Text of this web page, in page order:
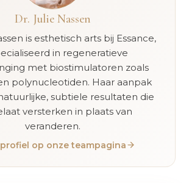
Dr. Julie Nassen
is esthetisch arts bij Essance,
in regeneratieve
met biostimulatoren zoals
polynucleotiden. Haar aanpak
subtiele resultaten die
versterken in plaats van
veranderen.
op onze teampagina